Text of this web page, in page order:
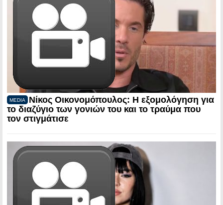
MEDIA
Νίκος Οικονομόπουλος: Η εξομολόγηση για
το διαζύγιο των γονιών του και το τραύμα που
τον στιγμάτισε